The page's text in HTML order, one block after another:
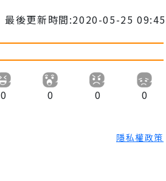
最後更新時間:2020-05-25 09:45
0 0 0 0
隱私權政策